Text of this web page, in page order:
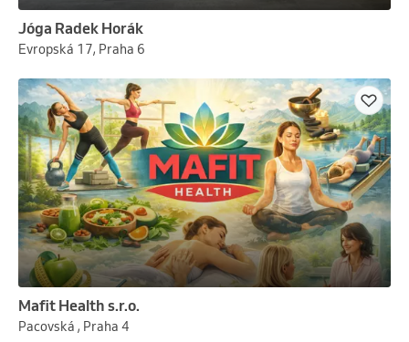
Jóga Radek Horák
Evropská 17, Praha 6
Mafit Health s.r.o.
Pacovská , Praha 4